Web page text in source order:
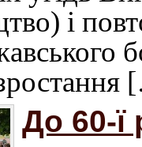
і
До 60-ї